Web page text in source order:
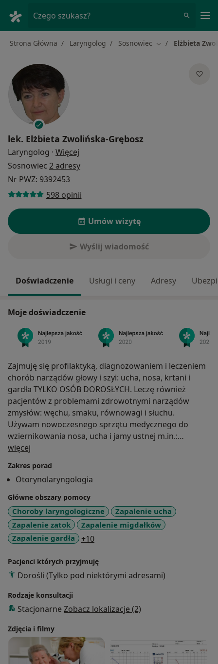
Czego szukasz?
Strona Główna Laryngolog Sosnowiec Zmień miasto
Elżbieta
lek. Elżbieta Zwolińska-Grębosz
Laryngolog · Więcej
Sosnowiec 2 adresy
Nr PWZ: 9392453
598 opinii
Umów wizytę
Wyślij wiadomość
Doświadczenie Usługi i ceny Adresy
Moje doświadczenie
Zajmuję się profilaktyką, diagnozowaniem i leczeniem
chorób narządów głowy i szyi: ucha, nosa, krtani i
gardła TYLKO OSÓB DOROSŁYCH. Leczę również
pacjentów z problemami zdrowotnymi narządów
zmysłów: węchu, smaku, równowagi i słuchu.
Używam nowoczesnego sprzętu medycznego do
wziernikowania nosa, ucha i jamy ustnej m.in.:
laryngoskopu, otoskopu i lampy naczołowej z
Wykonuję badania słuchu - audiometrię tonalną
(badanie na przewodnictwo powietrzne lub/i kostne) i
audiometrię impedancyjną (tympanometria lub/i
odruchy z mięśnia strzemiączkowego).
W gabinecie dysponuję także ssakiem i nowoczesnym
urządzeniem do oczyszczania kanału słuchowego.
Wszystkie narzędzia są poddawane sterylizacji i
jednorazowych.
więcej
Zakres porad
Otorynolaryngologia
Główne obszary pomocy
Choroby laryngologiczne
Zapalenie ucha
Zapalenie zatok
Zapalenie migdałków
Zapalenie gardła
+10a11y_sr_more_diseases
Pacjenci których przyjmuję
Dorośli (Tylko pod niektórymi adresami)
Rodzaje konsultacji
Stacjonarne Zobacz lokalizacje (2)
Zdjęcia i filmy